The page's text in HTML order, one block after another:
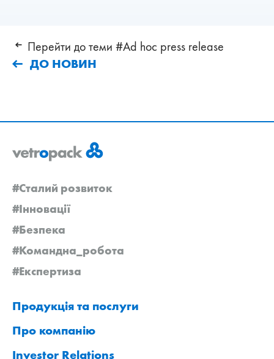
Перейти до теми #Ad hoc press release
ДО НОВИН
#Сталий розвиток
#Інновації
#Безпека
#Командна_робота
#Експертиза
Продукція та послуги
Про компанію
Investor Relations